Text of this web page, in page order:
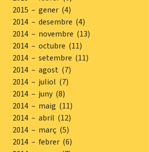
2015 – gener (4)
2014 – desembre (4)
2014 – novembre (13)
2014 – octubre (11)
2014 – setembre (11)
2014 – agost (7)
2014 – juliol (7)
2014 – juny (8)
2014 – maig (11)
2014 – abril (12)
2014 – març (5)
2014 – febrer (6)